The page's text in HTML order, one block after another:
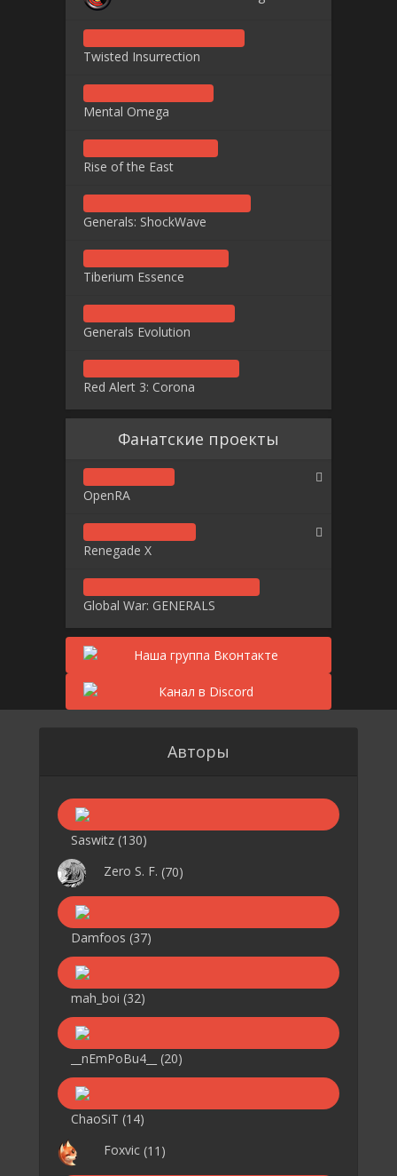
Twisted Insurrection
Mental Omega
Rise of the East
Generals: ShockWave
Tiberium Essence
Generals Evolution
Red Alert 3: Corona
Фанатские проекты
OpenRA
Renegade X
Global War: GENERALS
Авторы
Saswitz (130)
Zero S. F. (70)
Damfoos (37)
mah_boi (32)
__nEmPoBu4__ (20)
ChaoSiT (14)
Foxvic (11)